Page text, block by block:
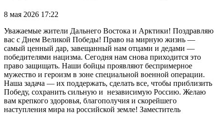
8 мая 2026 17:22
Уважаемые жители Дальнего Востока и Арктики! Поздравляю
вас с Днем Великой Победы! Право на мирную жизнь —
самый ценный дар, завещанный нам отцами и дедами —
победителями нацизма. Сегодня нам снова приходится это
право защищать. Наши бойцы проявляют беспримерное
мужество и героизм в зоне специальной военной операции.
Наша задача — их поддержать, сделать все, чтобы приблизить
Победу, сохранить сильную и независимую Россию. Желаю
вам крепкого здоровья, благополучия и скорейшего
наступления мира на российской земле! Заместитель